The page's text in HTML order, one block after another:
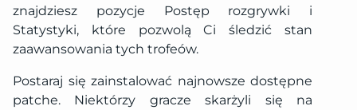
znajdziesz pozycje Postęp rozgrywki i
Statystyki, które pozwolą Ci śledzić stan
zaawansowania tych trofeów.
Postaraj się zainstalować najnowsze dostępne
patche. Niektórzy gracze skarżyli się na